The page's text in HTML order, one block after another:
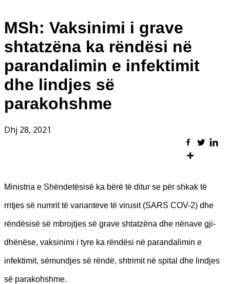
MSh: Vaksinimi i grave
shtatzëna ka rëndësi në
parandalimin e infektimit
dhe lindjes së
parakohshme
Dhj 28, 2021
Ministria e Shëndetësisë ka bërë të ditur se për shkak të
rritjes së numrit të varianteve të virusit (SARS COV-2) dhe
rëndësisë së mbrojtjes së grave shtatzëna dhe nënave gji-
dhënëse, vaksinimi i tyre ka rëndësi në parandalimin e
infektimit, sëmundjes së rëndë, shtrimit në spital dhe lindjes
së parakohshme.